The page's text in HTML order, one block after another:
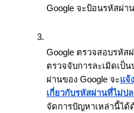
Google จะป้อนรหัสผ่
Google ตรวจสอบรหัส
ตรวจจับการละเมิดเป็
ผ่านของ Google จะแจ้
เกี่ยวกับรหัสผ่านที่ไม่ป
จัดการปัญหาเหล่านี้ได้